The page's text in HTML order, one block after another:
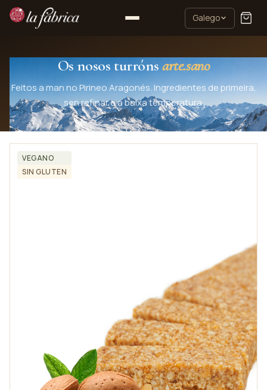
Galego
Os nosos turrónsarte.sano
Feitos a man no Pirineo Aragonés. Ingredientes de primeira,
sen refinar e a baixa temperatura.
VEGANO
SIN GLUTEN